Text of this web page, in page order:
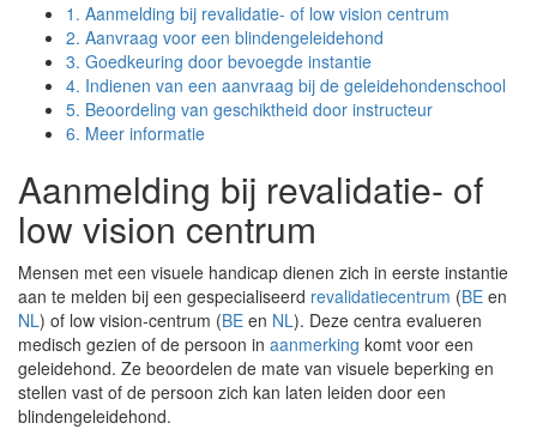
1. Aanmelding bij revalidatie- of low vision centrum
2. Aanvraag voor een blindengeleidehond
3. Goedkeuring door bevoegde instantie
4. Indienen van een aanvraag bij de geleidehondenschool
5. Beoordeling van geschiktheid door instructeur
6. Meer informatie
Aanmelding bij revalidatie- of
low vision centrum
Mensen met een visuele handicap dienen zich in eerste instantie
aan te melden bij een gespecialiseerd revalidatiecentrum (BE en
NL) of low vision-centrum (BE en NL). Deze centra evalueren
medisch gezien of de persoon in aanmerking komt voor een
geleidehond. Ze beoordelen de mate van visuele beperking en
stellen vast of de persoon zich kan laten leiden door een
blindengeleidehond.